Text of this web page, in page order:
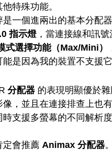
特殊功能。
一個進兩出的基本分配器
指示燈，當連接線和訊
式選擇功能（Max/Mini）
是因為我的裝置不支援
分配器 的表現明顯優於
，並且在連接排查上也
支援多螢幕的不同解析
定會推薦 Animax 分配器